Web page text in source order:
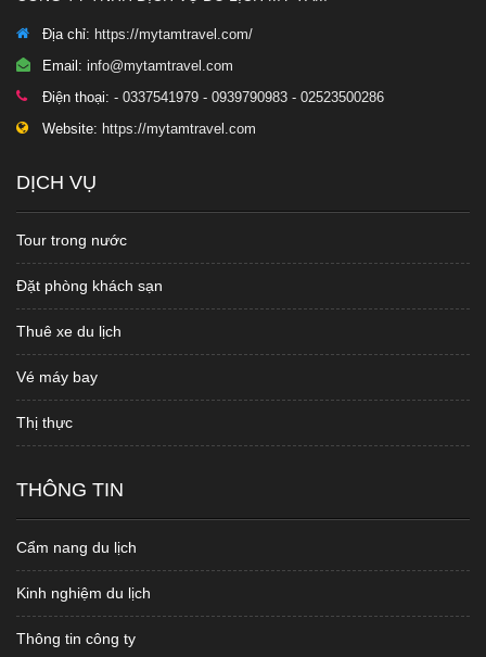
Địa chỉ: https://mytamtravel.com/
Email: info@mytamtravel.com
Điện thoại: - 0337541979 - 0939790983 - 02523500286
Website: https://mytamtravel.com
DỊCH VỤ
Tour trong nước
Đặt phòng khách sạn
Thuê xe du lịch
Vé máy bay
Thị thực
THÔNG TIN
Cẩm nang du lịch
Kinh nghiệm du lịch
Thông tin công ty